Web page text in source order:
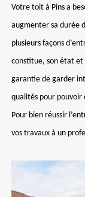
Votre toit à Pins a
augmenter sa durée
plusieurs façons
constitue, son état et
garantie de garder
qualités pour pouvoir
Pour bien réussir
vos travaux à un